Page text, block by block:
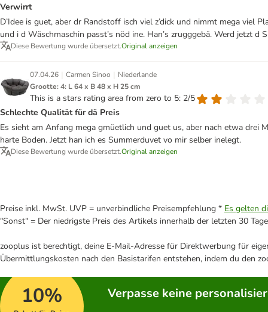
Verwirrt
D’Idee is guet, aber dr Randstoff isch viel z’dick und nimmt mega viel
und i d Wäschmaschin passt’s nöd ine. Han’s zrugggebä. Werd jetzt
Diese Bewertung wurde übersetzt.Original anzeigen
07.04.26 | Carmen Sinoo | Niederlande
Grootte: 4: L 64 x B 48 x H 25 cm
This is a stars rating area from zero to 5: 2/5
Schlechte Qualität für dä Preis
Es sieht am Anfang mega gmüetlich und guet us, aber nach etwa
harte Boden. Jetzt han ich es Summerduvet vo mir selber inelegt.
Diese Bewertung wurde übersetzt.Original anzeigen
Preise inkl. MwSt. UVP = unverbindliche Preisempfehlung * Es gelten
"Sonst" = Der niedrigste Preis des Artikels innerhalb der letzten 30
zooplus ist berechtigt, deine E-Mail-Adresse für Direktwerbung für
Übermittlungskosten nach den Basistarifen entstehen, indem du den
10% Verpasse keine